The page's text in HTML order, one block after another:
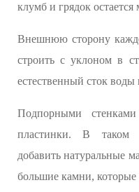
клумб и грядок
Внешнюю сторону
строить с уклоном в
естественный сток воды
Подпорными
пластинки. В таком
добавить натуральные
большие камни, которые